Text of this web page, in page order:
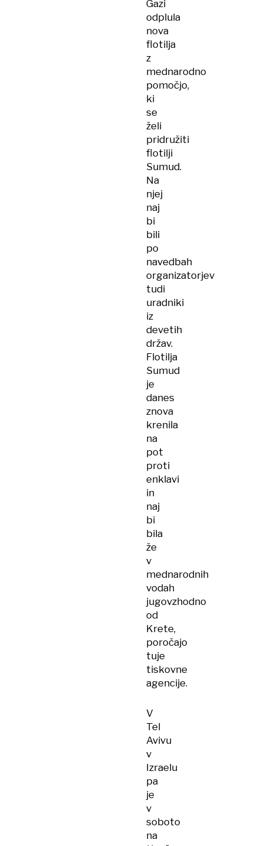
Gazi
odplula
nova
flotilja
z
mednarodno
pomočjo,
ki
se
želi
pridružiti
flotilji
Sumud.
Na
njej
naj
bi
bili
po
navedbah
organizatorjev
tudi
uradniki
iz
devetih
držav.
Flotilja
Sumud
je
danes
znova
krenila
na
pot
proti
enklavi
in
naj
bi
bila
že
v
mednarodnih
vodah
jugovzhodno
od
Krete,
poročajo
tuje
tiskovne
agencije.
V
Tel
Avivu
v
Izraelu
pa
je
v
soboto
na